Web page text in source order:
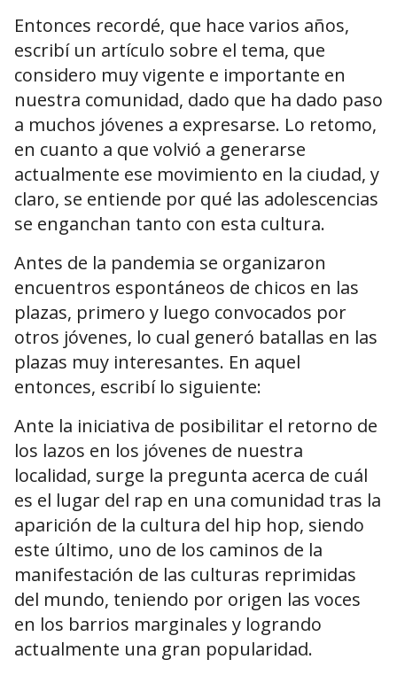
Entonces recordé, que hace varios años,
escribí un artículo sobre el tema, que
considero muy vigente e importante en
nuestra comunidad, dado que ha dado paso
a muchos jóvenes a expresarse. Lo retomo,
en cuanto a que volvió a generarse
actualmente ese movimiento en la ciudad, y
claro, se entiende por qué las adolescencias
se enganchan tanto con esta cultura.
Antes de la pandemia se organizaron
encuentros espontáneos de chicos en las
plazas, primero y luego convocados por
otros jóvenes, lo cual generó batallas en las
plazas muy interesantes. En aquel
entonces, escribí lo siguiente:
Ante la iniciativa de posibilitar el retorno de
los lazos en los jóvenes de nuestra
localidad, surge la pregunta acerca de cuál
es el lugar del rap en una comunidad tras la
aparición de la cultura del hip hop, siendo
este último, uno de los caminos de la
manifestación de las culturas reprimidas
del mundo, teniendo por origen las voces
en los barrios marginales y logrando
actualmente una gran popularidad.